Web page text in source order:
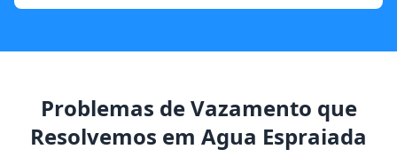
Problemas de Vazamento que
Resolvemos em Agua Espraiada